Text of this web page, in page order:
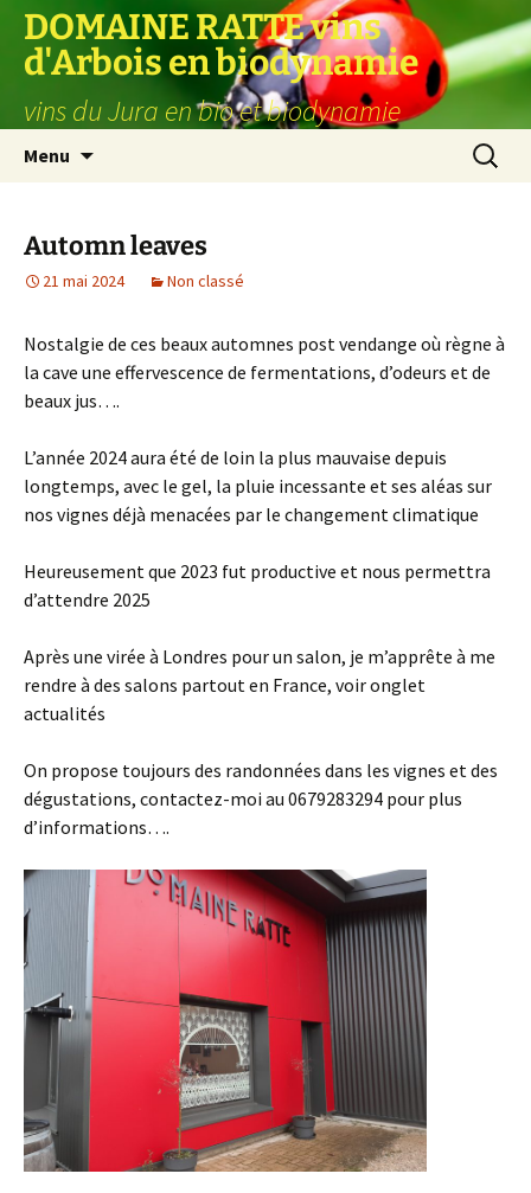
Aller
contenu
DOMAINE RATTE vins
d'Arbois en biodynamie
vins du Jura en bio et biodynamie
Menu
Automn leaves
21 mai 2024 Non classé
Nostalgie de ces beaux automnes post vendange où règne à
la cave une effervescence de fermentations, d’odeurs et de
beaux jus….
L’année 2024 aura été de loin la plus mauvaise depuis
longtemps, avec le gel, la pluie incessante et ses aléas sur
nos vignes déjà menacées par le changement climatique
Heureusement que 2023 fut productive et nous permettra
d’attendre 2025
Après une virée à Londres pour un salon, je m’apprête à me
rendre à des salons partout en France, voir onglet
actualités
On propose toujours des randonnées dans les vignes et des
dégustations, contactez-moi au 0679283294 pour plus
d’informations….